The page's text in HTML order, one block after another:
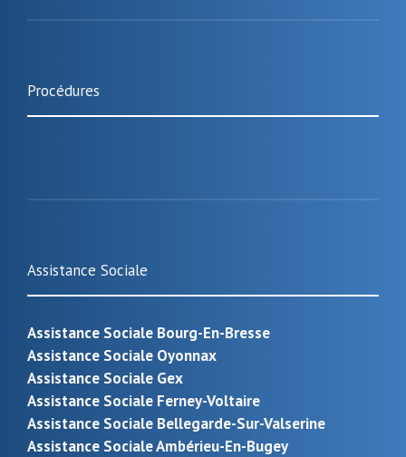
Procédures
Assistance Sociale
Assistance Sociale Bourg-En-Bresse
Assistance Sociale Oyonnax
Assistance Sociale Gex
Assistance Sociale Ferney-Voltaire
Assistance Sociale Bellegarde-Sur-Valserine
Assistance Sociale Ambérieu-En-Bugey